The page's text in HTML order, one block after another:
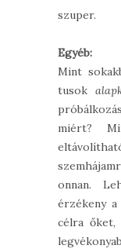
szuper.
Egyéb:
Mint
tusok
miért?
onnan.
érzékeny a
célra őket,